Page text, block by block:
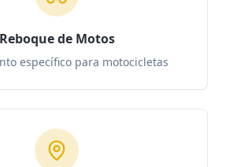
Reboque de Motos
específico para motocicletas